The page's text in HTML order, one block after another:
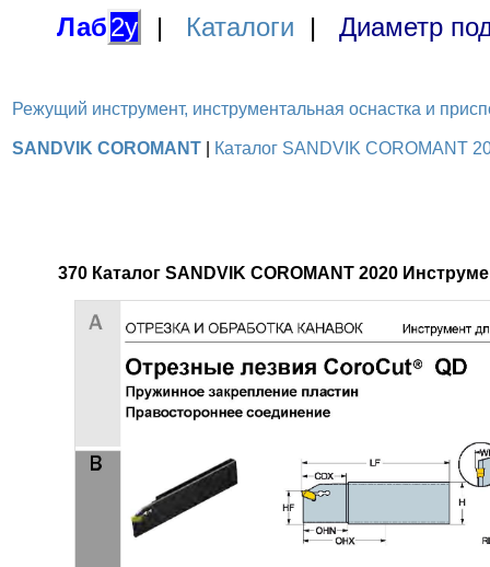
Лаб2у | Каталоги | Диаметр
Режущий инструмент, инструментальная оснастка и
SANDVIK COROMANT Каталог SANDVIK COROMANT
370 Каталог SANDVIK COROMANT 2020